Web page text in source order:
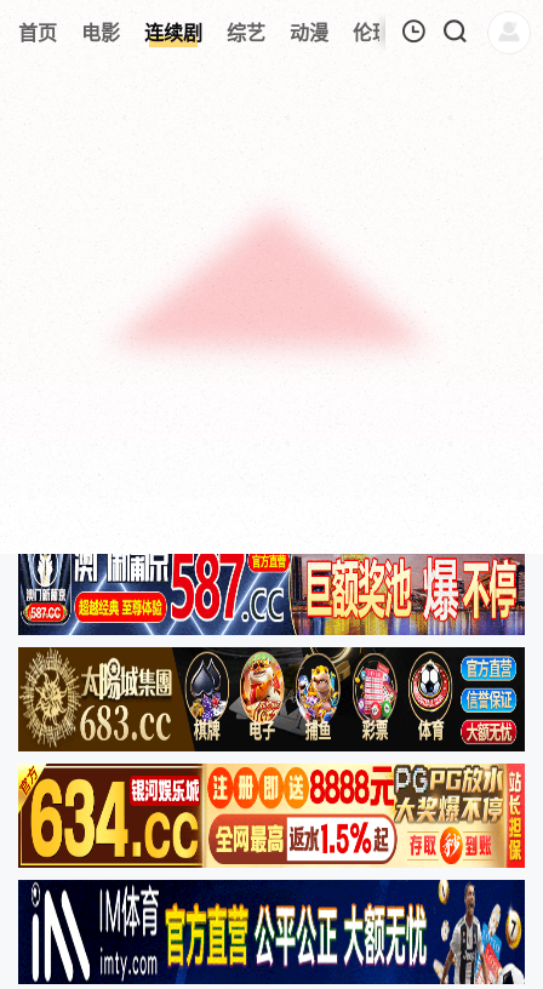
首页 电影 连续剧 综艺 动漫 伦理片 今日更新
暂无观看影片的记录